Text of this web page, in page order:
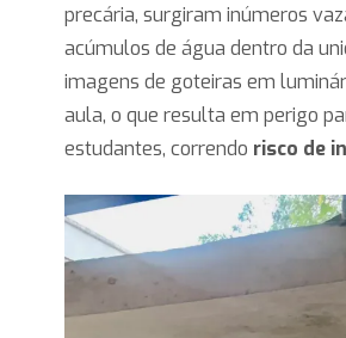
precária, surgiram inúmeros
acúmulos de água dentro da
imagens de goteiras em
aula, o que resulta em perigo
estudantes, correndo risco de